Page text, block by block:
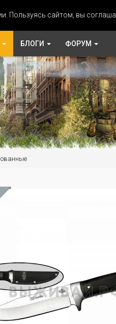
Пользуясь сайтом, вы
БЛОГИ ФОРУМ